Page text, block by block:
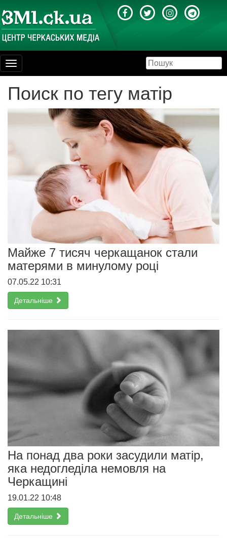
Toggle
navigation
Поиск по тегу матір
Майже 7 тисяч черкащанок стали
матерями в минулому році
07.05.22 10:31
Детальніше
На понад два роки засудили матір,
яка недогледіла немовля на
Черкащині
19.01.22 10:48
Детальніше